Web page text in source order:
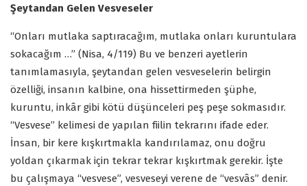
Şeytandan Gelen Vesveseler
“Onları mutlaka saptıracağım, mutlaka onları kuruntulara
sokacağım …” (Nisa, 4/119) Bu ve benzeri ayetlerin
tanımlamasıyla, şeytandan gelen vesveselerin belirgin
özelliği, insanın kalbine, ona hissettirmeden şüphe,
kuruntu, inkâr gibi kötü düşünceleri peş peşe sokmasıdır.
“Vesvese” kelimesi de yapılan fiilin tekrarını ifade eder.
İnsan, bir kere kışkırtmakla kandırılamaz, onu doğru
yoldan çıkarmak için tekrar tekrar kışkırtmak gerekir. İşte
bu çalışmaya “vesvese”, vesveseyi verene de “vesvâs” denir.